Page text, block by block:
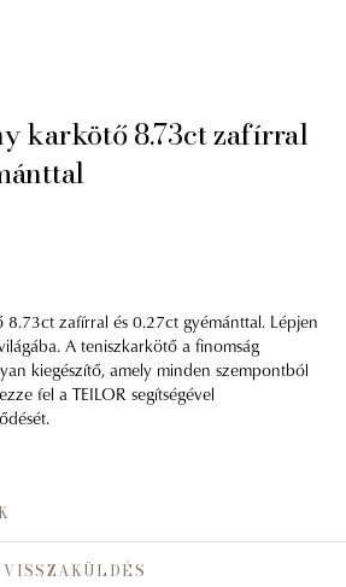
karkötő 8.73ct zafírral
zafírral és 0.27ct gyémánttal. Lépjen
A teniszkarkötő a finomság
kiegészítő, amely minden szempontból
fel a TEILOR segítségével